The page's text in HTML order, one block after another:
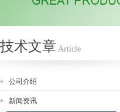
技术文章 Article
公司介绍
新闻资讯